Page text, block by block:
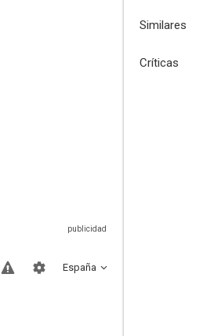
España
Similares
Críticas